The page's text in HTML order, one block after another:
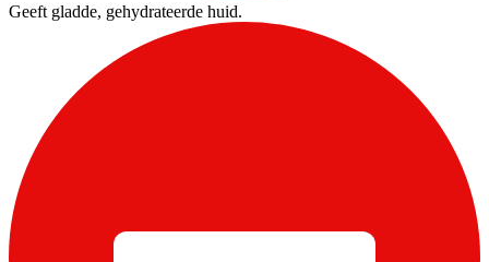
Geeft gladde, gehydrateerde huid.